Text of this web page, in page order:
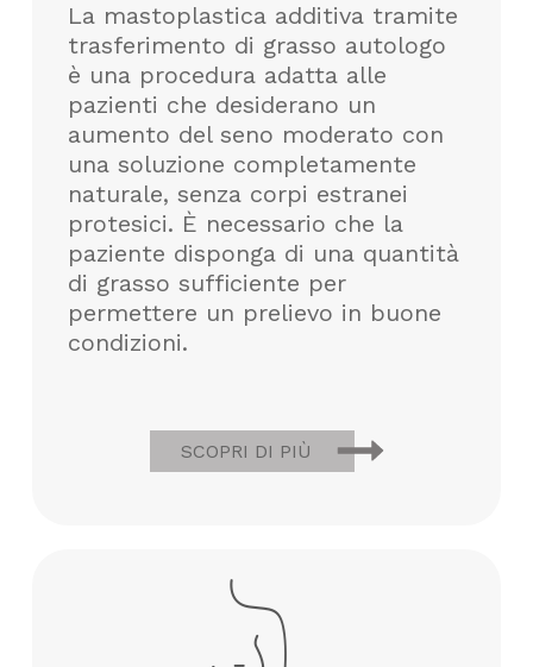
La mastoplastica additiva tramite
trasferimento di grasso autologo
è una procedura adatta alle
pazienti che desiderano un
aumento del seno moderato con
una soluzione completamente
naturale, senza corpi estranei
protesici. È necessario che la
paziente disponga di una quantità
di grasso sufficiente per
permettere un prelievo in buone
condizioni.
SCOPRI DI PIÙ